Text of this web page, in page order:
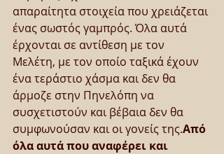
απαραίτητα στοιχεία που χρειάζεται
ένας σωστός γαμπρός. Όλα αυτά
έρχονται σε αντίθεση με τον
Μελέτη, με τον οποίο ταξικά έχουν
ένα τεράστιο χάσμα και δεν θα
άρμοζε στην Πηνελόπη να
συσχετιστούν και βέβαια δεν θα
συμφωνούσαν και οι γονείς της.Από
όλα αυτά που αναφέρει και